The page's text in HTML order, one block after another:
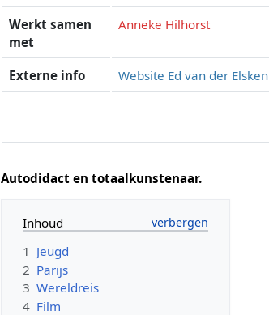
Werkt samen
met
Anneke Hilhorst
Externe info Website Ed van der Elsken
Autodidact en totaalkunstenaar.
Inhoud
1 Jeugd
2 Parijs
3 Wereldreis
4 Film